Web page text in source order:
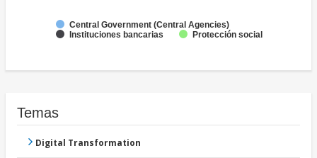
Central Government (Central Agencies)
Instituciones bancarias
Protección social
Temas
Digital Transformation